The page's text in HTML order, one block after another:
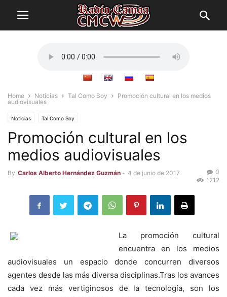
Home Noticias Tal Como Soy
Promoción cultural en los medios
audiovisuales
Noticias Tal Como Soy
Promoción cultural en los
medios audiovisuales
By Carlos Alberto Hernández Guzmán - 4 de junio de 2017
0
1212
La promoción cultural
encuentra en los medios
audiovisuales un espacio donde concurren diversos
agentes desde las más diversa disciplinas.Tras los avances
cada vez más vertiginosos de la tecnología, son los